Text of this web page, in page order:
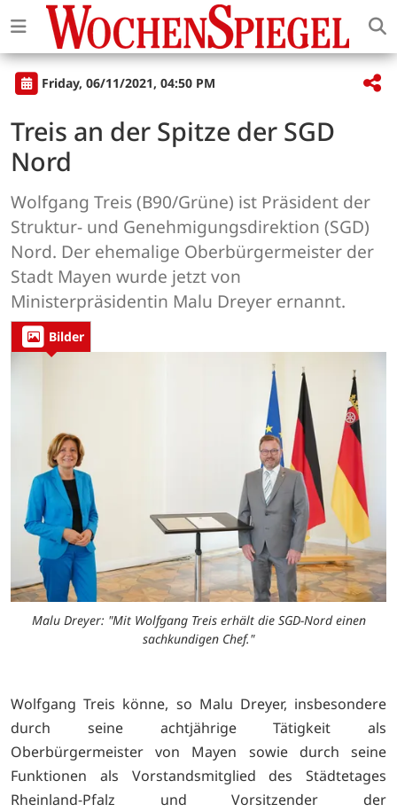
Friday, 06/11/2021, 04:50 PM
Treis an der Spitze der SGD
Nord
Wolfgang Treis (B90/Grüne) ist Präsident der
Struktur- und Genehmigungsdirektion (SGD)
Nord. Der ehemalige Oberbürgermeister der
Stadt Mayen wurde jetzt von
Ministerpräsidentin Malu Dreyer ernannt.
Bilder
Malu Dreyer: "Mit Wolfgang Treis erhält die SGD-Nord einen
sachkundigen Chef."
Wolfgang Treis könne, so Malu Dreyer, insbesondere
durch seine achtjährige Tätigkeit als
Oberbürgermeister von Mayen sowie durch seine
Funktionen als Vorstandsmitglied des Städtetages
Rheinland-Pfalz und Vorsitzender der